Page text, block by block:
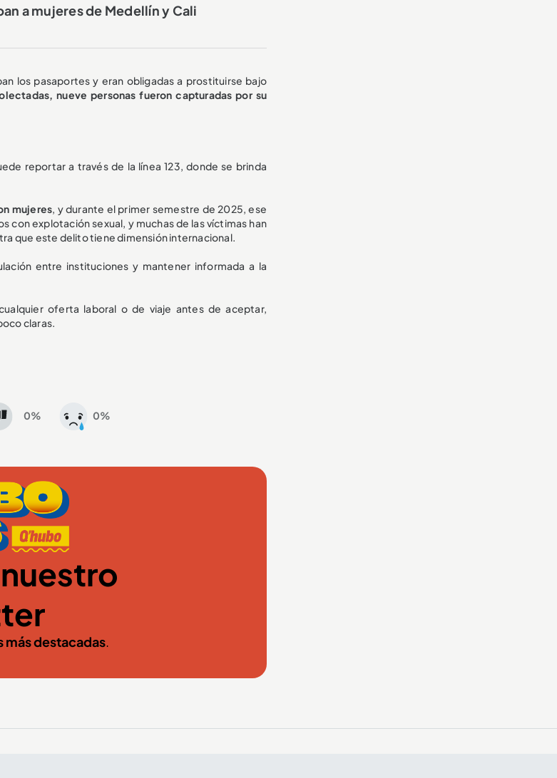
a mujeres de Medellín y Cali
los pasaportes y eran obligadas a prostituirse bajo
nueve personas fueron capturadas por su
reportar a través de la línea 123, donde se brinda
mujeres, y durante el primer semestre de 2025, ese
con explotación sexual, y muchas de las víctimas han
que este delito tiene dimensión internacional.
entre instituciones y mantener informada a la
oferta laboral o de viaje antes de aceptar,
claras.
0% 0%
más destacadas.